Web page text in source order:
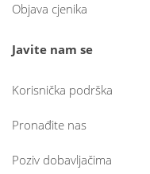
Objava cjenika
Javite nam se
Korisnička podrška
Pronađite nas
Poziv dobavljačima